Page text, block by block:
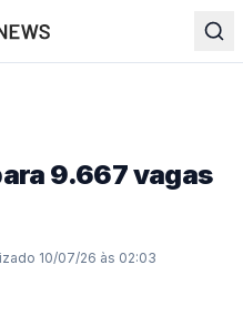
9.667 vagas
10/07/26 às 02:03